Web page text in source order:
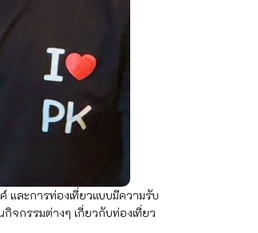
ละการท่องเที่ยวแบบมีความรับ
จกรรมต่างๆ เกี่ยวกับท่องเที่ยว